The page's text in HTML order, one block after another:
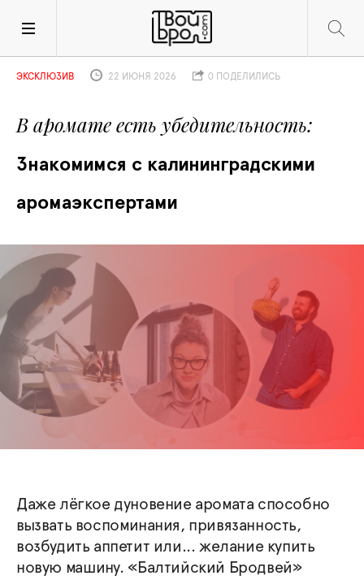
В аромате есть убедительность
Знакомимся с калининградскими
аромаэкспертами
ЭКСКЛЮЗИВ 22 ИЮНЯ 2026 0 ПОДЕЛИЛИСЬ
Даже лёгкое дуновение аромата способно
вызвать воспоминания, привязанность,
возбудить аппетит или... желание купить
новую машину. «Балтийский Бродвей»